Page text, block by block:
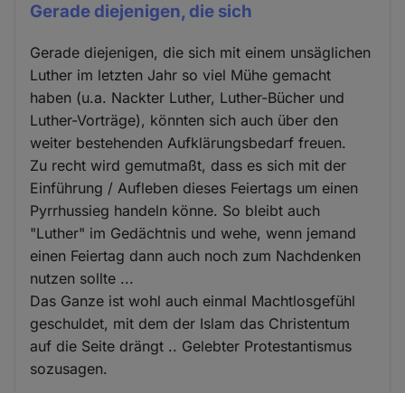
Gerade diejenigen, die sich
Gerade diejenigen, die sich mit einem unsäglichen
Luther im letzten Jahr so viel Mühe gemacht
haben (u.a. Nackter Luther, Luther-Bücher und
Luther-Vorträge), könnten sich auch über den
weiter bestehenden Aufklärungsbedarf freuen.
Zu recht wird gemutmaßt, dass es sich mit der
Einführung / Aufleben dieses Feiertags um einen
Pyrrhussieg handeln könne. So bleibt auch
"Luther" im Gedächtnis und wehe, wenn jemand
einen Feiertag dann auch noch zum Nachdenken
nutzen sollte ...
Das Ganze ist wohl auch einmal Machtlosgefühl
geschuldet, mit dem der Islam das Christentum
auf die Seite drängt .. Gelebter Protestantismus
sozusagen.